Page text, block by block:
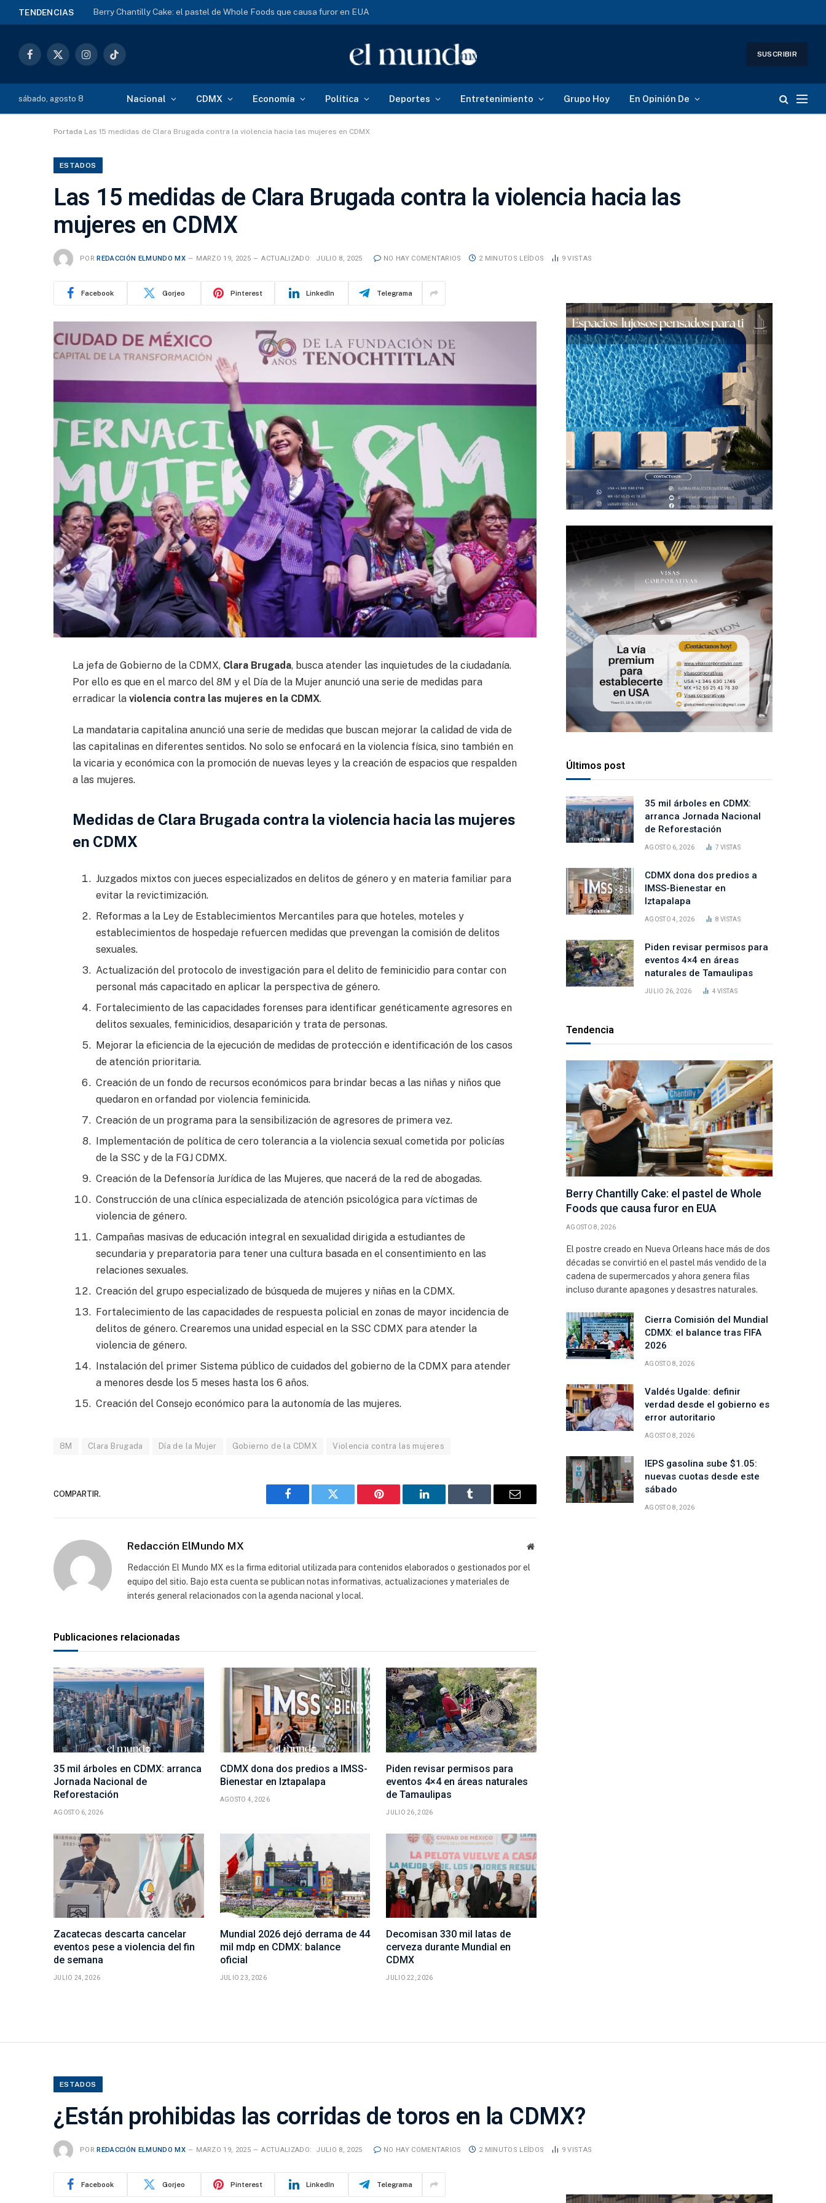
TENDENCIAS Berry Chantilly Cake: el pastel de Whole Foods que causa furor en EUA
Facebook
X
InstagramTikTok
SUSCRIBIR
sábado, agosto 8 Nacional CDMX Economía Política Deportes Entretenimiento Grupo Hoy En Opinión De
Portada Las 15 medidas de Clara Brugada contra la violencia hacia las mujeres en CDMX
ESTADOS
Las 15 medidas de Clara Brugada contra la violencia hacia las
mujeres en CDMX
POR REDACCIÓN ELMUNDO MX MARZO 19, 2025 ACTUALIZADO: JULIO 8, 2025 NO HAY COMENTARIOS 2 MINUTOS LEÍDOS 9VISTAS
Facebook Gorjeo Pinterest LinkedIn Telegrama
La jefa de Gobierno de la CDMX, Clara Brugada, busca atender las inquietudes de la ciudadanía.
Por ello es que en el marco del 8M y el Día de la Mujer anunció una serie de medidas para
erradicar la violencia contra las mujeres en la CDMX.
La mandataria capitalina anunció una serie de medidas que buscan mejorar la calidad de vida de
las capitalinas en diferentes sentidos. No solo se enfocará en la violencia física, sino también en
la vicaria y económica con la promoción de nuevas leyes y la creación de espacios que respalden
a las mujeres.
Medidas de Clara Brugada contra la violencia hacia las mujeres
en CDMX
Juzgados mixtos con jueces especializados en delitos de género y en materia familiar para
evitar la revictimización.
Reformas a la Ley de Establecimientos Mercantiles para que hoteles, moteles y
establecimientos de hospedaje refuercen medidas que prevengan la comisión de delitos
sexuales.
Actualización del protocolo de investigación para el delito de feminicidio para contar con
personal más capacitado en aplicar la perspectiva de género.
Fortalecimiento de las capacidades forenses para identificar genéticamente agresores en
delitos sexuales, feminicidios, desaparición y trata de personas.
Mejorar la eficiencia de la ejecución de medidas de protección e identificación de los casos
de atención prioritaria.
Creación de un fondo de recursos económicos para brindar becas a las niñas y niños que
quedaron en orfandad por violencia feminicida.
Creación de un programa para la sensibilización de agresores de primera vez.
Implementación de política de cero tolerancia a la violencia sexual cometida por policías
de la SSC y de la FGJ CDMX.
Creación de la Defensoría Jurídica de las Mujeres, que nacerá de la red de abogadas.
Construcción de una clínica especializada de atención psicológica para víctimas de
violencia de género.
Campañas masivas de educación integral en sexualidad dirigida a estudiantes de
secundaria y preparatoria para tener una cultura basada en el consentimiento en las
relaciones sexuales.
Creación del grupo especializado de búsqueda de mujeres y niñas en la CDMX.
Fortalecimiento de las capacidades de respuesta policial en zonas de mayor incidencia de
delitos de género. Crearemos una unidad especial en la SSC CDMX para atender la
violencia de género.
Instalación del primer Sistema público de cuidados del gobierno de la CDMX para atender
a menores desde los 5 meses hasta los 6 años.
Creación del Consejo económico para la autonomía de las mujeres.
8M Clara Brugada Día de la Mujer Gobierno de la CDMX Violencia contra las mujeres
COMPARTIR.
Facebook Gorjeo Pinterest LinkedIn Tumblr
Correo
Redacción ElMundo MX
Sitio
Redacción El Mundo MX es la firma editorial utilizada para contenidos elaborados o gestionados por el
equipo del sitio. Bajo esta cuenta se publican notas informativas, actualizaciones y materiales de
interés general relacionados con la agenda nacional y local.
Publicaciones relacionadas
35 mil árboles en CDMX: arranca
Jornada Nacional de
Reforestación
AGOSTO 6, 2026
CDMX dona dos predios a IMSS-
Bienestar en Iztapalapa
AGOSTO 4, 2026
Piden revisar permisos para
eventos 4×4 en áreas naturales
de Tamaulipas
JULIO 26, 2026
Zacatecas descarta cancelar
eventos pese a violencia del fin
de semana
JULIO 24, 2026
Mundial 2026 dejó derrama de 44
mil mdp en CDMX: balance
oficial
JULIO 23, 2026
Decomisan 330 mil latas de
cerveza durante Mundial en
CDMX
JULIO 22, 2026
Últimos post
35 mil árboles en CDMX:
arranca Jornada Nacional
de Reforestación
AGOSTO 6, 2026 7VISTAS
CDMX dona dos predios a
IMSS-Bienestar en
Iztapalapa
AGOSTO 4, 2026 8VISTAS
Piden revisar permisos para
eventos 4×4 en áreas
naturales de Tamaulipas
JULIO 26, 2026 4VISTAS
Tendencia
Berry Chantilly Cake: el pastel de Whole
Foods que causa furor en EUA
AGOSTO 8, 2026
El postre creado en Nueva Orleans hace más de dos
décadas se convirtió en el pastel más vendido de la
cadena de supermercados y ahora genera filas
incluso durante apagones y desastres naturales.
Cierra Comisión del Mundial
CDMX: el balance tras FIFA
2026
AGOSTO 8, 2026
Valdés Ugalde: definir
verdad desde el gobierno es
error autoritario
AGOSTO 8, 2026
IEPS gasolina sube $1.05:
nuevas cuotas desde este
sábado
AGOSTO 8, 2026
ESTADOS
¿Están prohibidas las corridas de toros en la CDMX?
POR REDACCIÓN ELMUNDO MX MARZO 19, 2025 ACTUALIZADO: JULIO 8, 2025 NO HAY COMENTARIOS 2 MINUTOS LEÍDOS 9VISTAS
Facebook Gorjeo Pinterest LinkedIn Telegrama